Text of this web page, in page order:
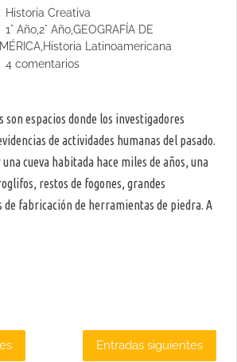
Historia Creativa
1° Año,2° Año,GEOGRAFÍA DE
,Historia Latinoamericana
4 comentarios
son espacios donde los investigadores
de actividades humanas del pasado.
cueva habitada hace miles de años, una
restos de fogones, grandes
fabricación de herramientas de piedra. A
Entradas siguientes